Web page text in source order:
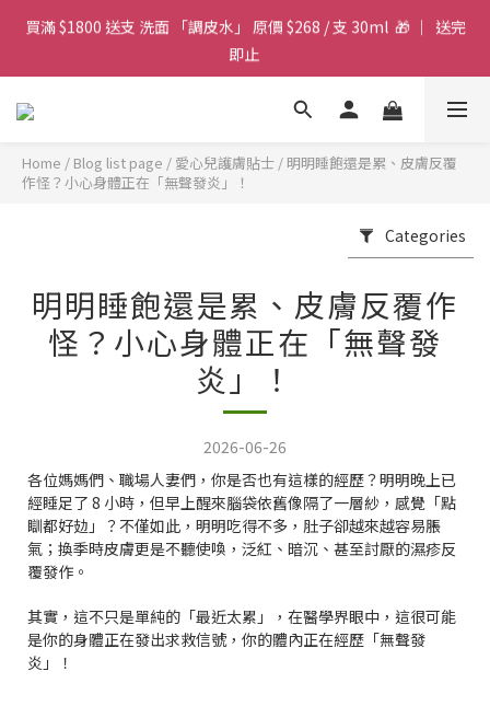
Magic Face Wash 洗面 「調皮水」 卸妝.柔膚.零殘留 ｜ $199 支
30ml | 快閃優惠
買滿 $1800 送支 洗面 「調皮水」 原價 $268 / 支 30ml  🎁 ｜  送完
即止
Magic Face Wash 洗面 「調皮水」 卸妝.柔膚.零殘留 ｜ $199 支
Home / Blog list page / 愛心兒護膚貼士 / 明明睡飽還是累、皮膚反覆
作怪？小心身體正在「無聲發炎」！
Categories
明明睡飽還是累、皮膚反覆作
怪？小心身體正在「無聲發
炎」！
2026-06-26
各位媽媽們、職場人妻們，你是否也有這樣的經歷？明明晚上已
經睡足了 8 小時，但早上醒來腦袋依舊像隔了一層紗，感覺「點
瞓都好攰」？不僅如此，明明吃得不多，肚子卻越來越容易脹
氣；換季時皮膚更是不聽使喚，泛紅、暗沉、甚至討厭的濕疹反
覆發作。
其實，這不只是單純的「最近太累」，在醫學界眼中，這很可能
是你的身體正在發出求救信號，你的體內正在經歷「無聲發
炎」！